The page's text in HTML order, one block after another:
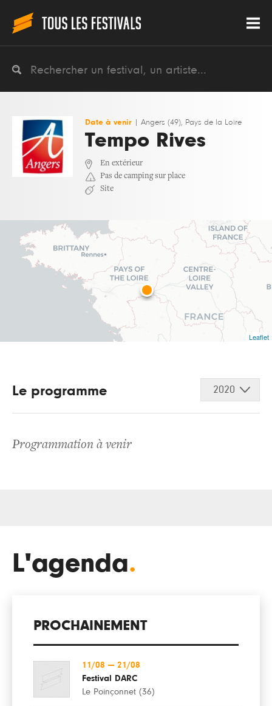
Date à venir Angers (49), Pays de la Loire
Tempo Rives
En extérieur
Pas de camping sur place
Site
Leaflet
Le programme 2020
Programmation à venir
L'agenda.
PROCHAINEMENT
11/08 — 21/08
Festival DARC
Le Poinçonnet (36)